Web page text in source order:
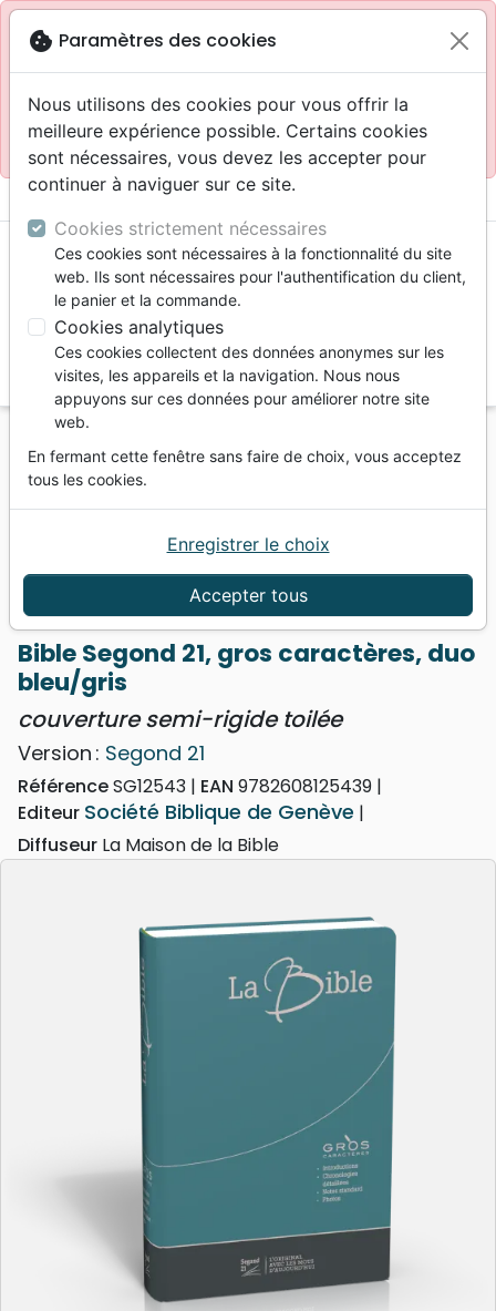
blockSite réservé aux professionnels
Accès pour les professionnels : Se connecter
Site pour le grand public : La Maison de la Bible
menu
Vous ne pouvez pas créer de nouvelle commande
depuis votre pays (United States).
Bibles standard
Bible Segond 21, gros caractères, duo bleu/gris -
couverture semi-rigide toilée
Bible Segond 21, gros caractères, duo
bleu/gris
couverture semi-rigide toilée
Version : Segond 21
RéférenceSG12543 EAN 9782608125439
Editeur Société Biblique de Genève
Diffuseur La Maison de la Bible
cookie Paramètres des cookies
Nous utilisons des cookies pour vous offrir la
meilleure expérience possible. Certains cookies
sont nécessaires, vous devez les accepter pour
continuer à naviguer sur ce site.
Cookies strictement nécessaires
Ces cookies sont nécessaires à la fonctionnalité du site
web. Ils sont nécessaires pour l'authentification du client,
le panier et la commande.
Cookies analytiques
Ces cookies collectent des données anonymes sur les
visites, les appareils et la navigation. Nous nous
appuyons sur ces données pour améliorer notre site
web.
En fermant cette fenêtre sans faire de choix, vous acceptez
tous les cookies.
Accepter tous
Enregistrer le choix